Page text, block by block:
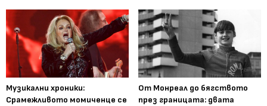
Музикални хроники:
Срамежливото момиченце се
От Монреал до бягството
през границата: двата